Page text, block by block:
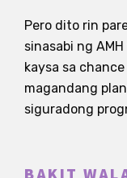
Pero dito rin
sinasabi ng
kaysa sa
magandang
siguradong